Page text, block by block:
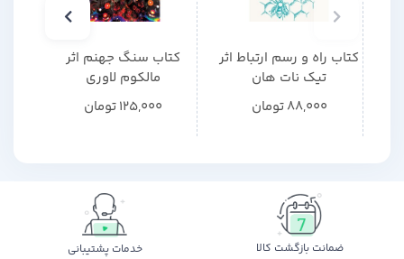
کتاب راه و رسم ارتباط اثر
تیک نات هان
88,000تومان
کتاب سنگ جهنم اثر
مالکوم لاوری
125,000تومان
ضمانت بازگشت کالا خدمات پشتیبانی